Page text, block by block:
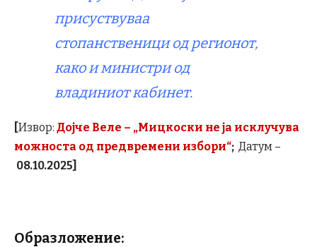
присуствуваа
стопанственици од регионот,
како и министри од
владиниот кабинет.
Извор: Дојче Веле – „Мицкоски не ја исклучува
можноста од предвремени избори“; Датум –
08.10.2025]
Образложение: